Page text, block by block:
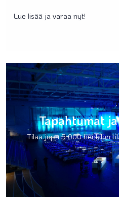
Lue lisää ja varaa nyt!
Tapahtumat
Tilaa jopa 5 000 henkilön